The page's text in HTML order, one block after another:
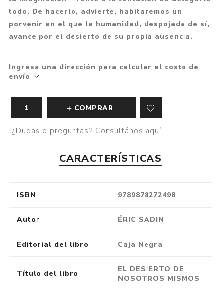
todo. De hacerlo, advierte, habitaremos un
porvenir en el que la humanidad, despojada de sí,
avance por el desierto de su propia ausencia.
Ingresa una dirección para calcular el costo de
envío
COMPRAR
¿Dudas o preguntas? Consultános aquí
CARACTERÍSTICAS
ISBN 9789878272498
Autor ÉRIC SADIN
Editorial del libro Caja Negra
Título del libro
EL DESIERTO DE
NOSOTROS MISMOS